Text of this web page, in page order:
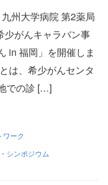
州大学病院 第2薬局
少がんキャラバン事
in 福岡」を開催しま
は、希少がんセンタ
での診 […]
ワーク
シンポジウム